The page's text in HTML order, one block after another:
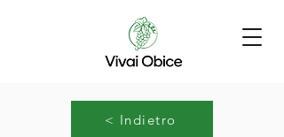
< Indietro